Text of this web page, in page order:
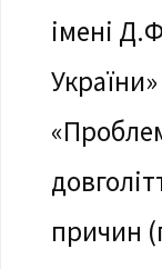
імені
причин